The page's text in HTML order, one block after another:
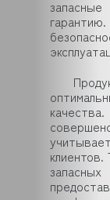
клиентов.